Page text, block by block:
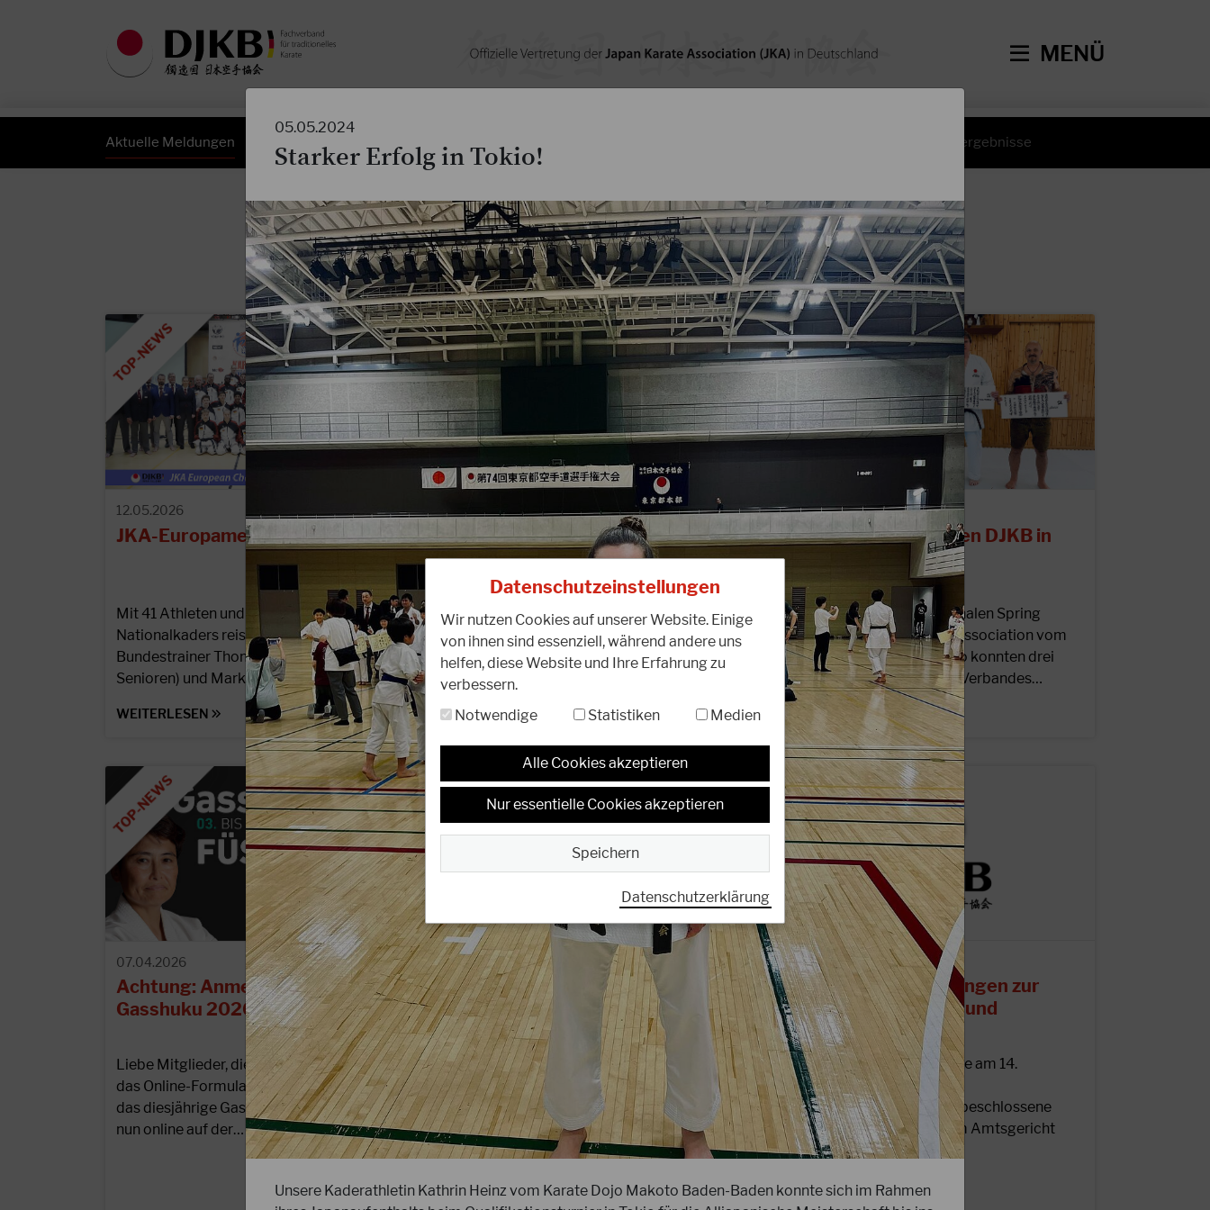
Datenschutzeinstellungen
Wir nutzen Cookies auf unserer Website. Einige
von ihnen sind essenziell, während andere uns
helfen, diese Website und Ihre Erfahrung zu
verbessern.
Notwendige
Statistiken Medien
Alle Cookies akzeptieren
Nur essentielle Cookies akzeptieren
Speichern
Datenschutzerklärung
MENÜ
Aktuelle Meldungen Wettkampfergebnisse
Aktuelle Meldungen
12.05.2026
JKA-Europameisterschaft 2026
Mit 41 Athleten und Athletinnen unseres
Nationalkaders reisten die beiden DJKB-
Bundestrainer Thomas Schulze (Junioren &
Senioren) und Markus Rues…
WEITERLESEN
11.05.2026
Markus Rues neuer Chairman
JKA-Europe
Unser Präsident Markus Rues wurde von
Izumiya Sensei im Rahmen des Spring-
Camps in Tokio zum Vorsitzenden der JKA-
World Federation für die Region…
WEITERLESEN
21.04.2026
Großer Erfolg für den DJKB in
Anlässlich des internationalen Spring
Camp der Japan Karate Association vom
16.-19. April 2026 in Tokio konnten drei
Funktionsträger unseres Verbandes…
WEITERLESEN
07.04.2026
Achtung: Anmeldeformular zum
Gasshuku 2026 in Füssen online!
Liebe Mitglieder, die Ausschreibung und
das Online-Formular zur Anmeldung für
das diesjährige Gasshuku in Füssen steht
nun online auf der…
31.03.2026
Aktuelle Infos zur Ausbildung
DJKB-Gewalt- &
Konfliktmanager/-in
Starker Austausch beim Dojoleitertag
2026 in Berlin – besonders zum DJKB
Schutzkonzept wurde deutlich, wie
entscheidend Verantwortung und Führung
in…
21.03.2026
Wichtig: Neuregelungen zur
Mitgliedermeldung und
Datenverarbeitung
Liebe DJKB-Mitglieder, die am 14.
November 2025 von der
Mitgliederversammlung beschlossene
neue Satzung ist nun beim Amtsgericht
eingetragen.
05.05.2024
Starker Erfolg in Tokio!
Unsere Kaderathletin Kathrin Heinz vom Karate Dojo Makoto Baden-Baden konnte sich im Rahmen